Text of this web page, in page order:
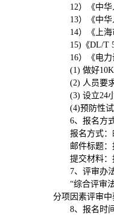
12）《中
13）《中
14）《上海
15)《DL/T
16）《电
(1) 做好
(2) 人员要
(3) 设立24
(4)预防性
6、报名方
报名方式：
邮件标题
提交材料
7、评审办
“综合评审
分项因素评审
8、报名时间